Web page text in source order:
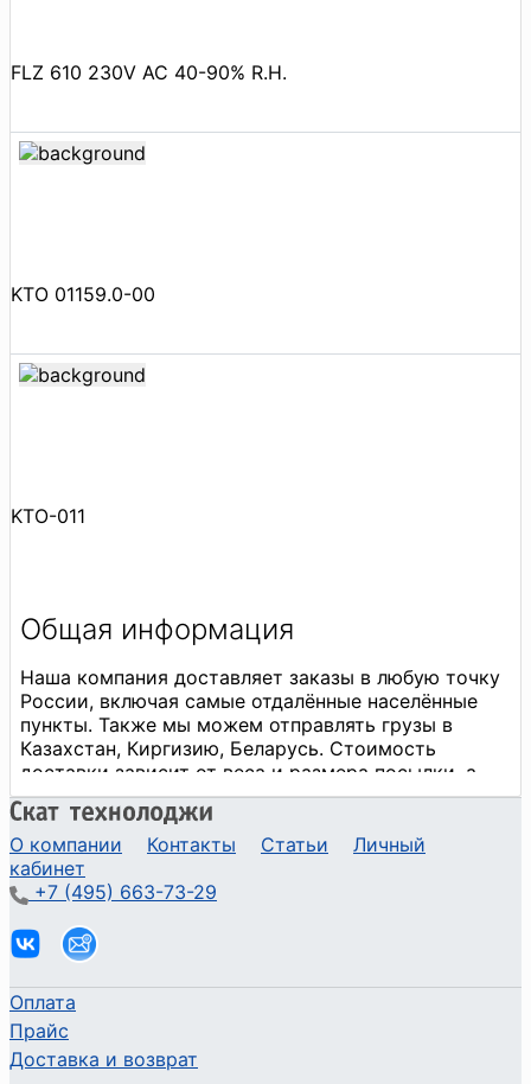
FLZ 610 230V AC 40-90% R.H.
KTO 01159.0-00
KTO-011
О компании Контакты Статьи
Личный
кабинет
+7 (495) 663-73-29
Оплата
Прайс
Доставка и возврат